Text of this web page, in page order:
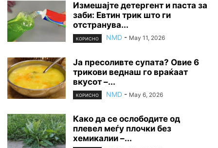
Измешајте детергент и паста за
заби: Евтин трик што ги
отстранува...
КОРИСНО NMD - May 11, 2026
Ја пресоливте супата? Овие 6
трикови веднаш го враќаат
вкусот –...
КОРИСНО NMD - May 6, 2026
Како да се ослободите од
плевел меѓу плочки без
хемикалии –...